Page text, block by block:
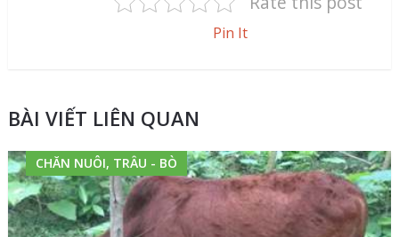
Pin It
BÀI VIẾT LIÊN QUAN
CHĂN NUÔI, TRÂU - BÒ